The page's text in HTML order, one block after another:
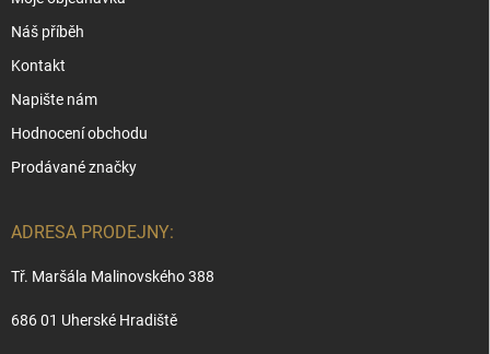
Náš příběh
Kontakt
Napište nám
Hodnocení obchodu
Prodávané značky
ADRESA PRODEJNY:
Tř. Maršála Malinovského 388
686 01 Uherské Hradiště